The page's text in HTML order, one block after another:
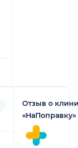
Отзыв о
«НаПоправку»